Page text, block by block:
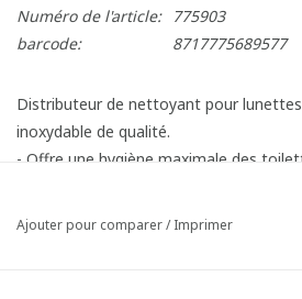
Numéro de l'article:
775903
barcode:
8717775689577
Distributeur de nettoyant pour
inoxydable de qualité.
- Offre une hygiène maximale des
- Rapide et facile à remplir, avec
Ajouter pour comparer/Imprimer